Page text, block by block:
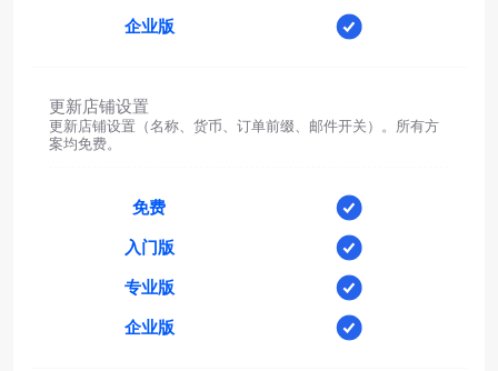
企业版
更新店铺设置
更新店铺设置（名称、货币、订单前缀、邮件开关）。所有方
案均免费。
免费
入门版
专业版
企业版